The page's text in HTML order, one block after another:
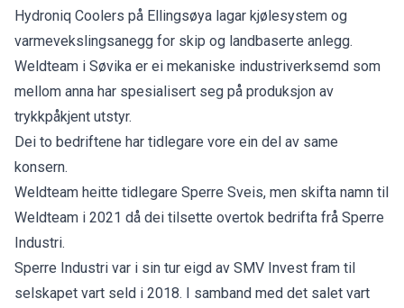
Hydroniq Coolers på Ellingsøya lagar kjølesystem og
varmevekslingsanegg for skip og landbaserte anlegg.
Weldteam i Søvika er ei mekaniske industriverksemd som
mellom anna har spesialisert seg på produksjon av
trykkpåkjent utstyr.
Dei to bedriftene har tidlegare vore ein del av same
konsern.
Weldteam heitte tidlegare Sperre Sveis, men skifta namn til
Weldteam i 2021 då dei tilsette overtok bedrifta frå Sperre
Industri.
Sperre Industri var i sin tur eigd av SMV Invest fram til
selskapet vart seld i 2018. I samband med det salet vart